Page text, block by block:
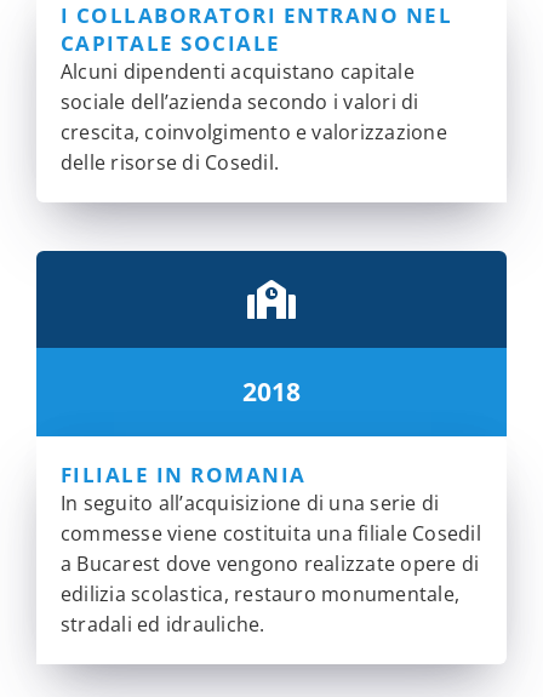
I COLLABORATORI ENTRANO NEL
CAPITALE SOCIALE
Alcuni dipendenti acquistano capitale
sociale dell’azienda secondo i valori di
crescita, coinvolgimento e valorizzazione
delle risorse di Cosedil.
2018
FILIALE IN ROMANIA
In seguito all’acquisizione di una serie di
commesse viene costituita una filiale Cosedil
a Bucarest dove vengono realizzate opere di
edilizia scolastica, restauro monumentale,
stradali ed idrauliche.